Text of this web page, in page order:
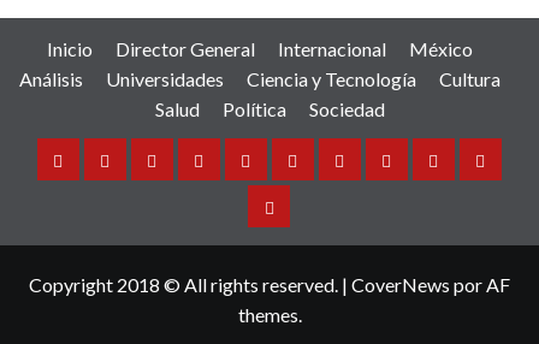
Inicio Director General Internacional
México
Análisis
Universidades Ciencia y Tecnología
Cultura
Salud
Política Sociedad
Inicio DirectorInternacional
MéxicoAnálisisUniversidades
CienciaCulturaSalud Política
Sociedad
Copyright 2018 © All rights reserved. | CoverNews por AF
themes.